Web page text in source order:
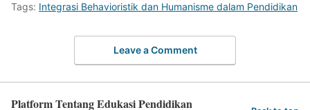
Tags: Integrasi Behavioristik dan Humanisme dalam Pendidikan
Leave a Comment
Platform Tentang Edukasi Pendidikan